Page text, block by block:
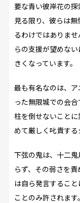
要な青い彼岸花の
見る限り、彼らは
るわけではありま
らの支援が望めな
きくなっています。
最も有名なのは、
った無限城での会
柱を倒せないこと
めて厳しく叱責する
下弦の鬼は、十二
らず、その弱さを
は自ら発言するこ
ことのみ許されま